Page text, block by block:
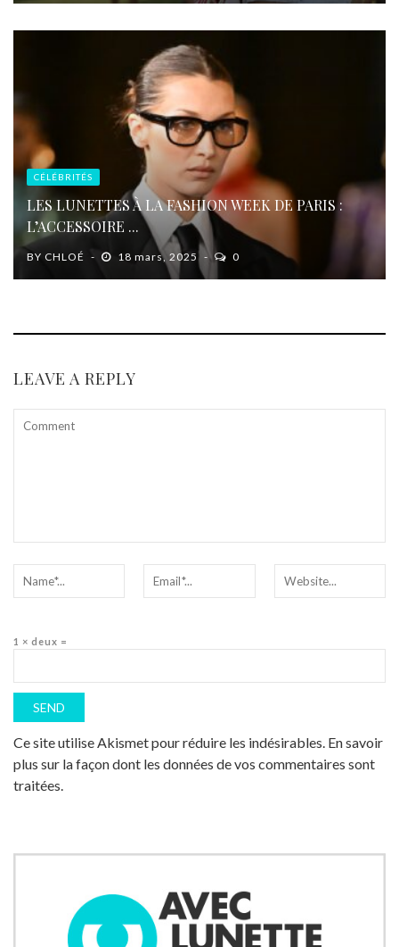
CÉLÉBRITÉS
LES LUNETTES À LA FASHION WEEK DE PARIS :
L’ACCESSOIRE ...
BY CHLOÉ 18 mars, 2025 0
LEAVE A REPLY
1 × deux =
Ce site utilise Akismet pour réduire les indésirables. En savoir
plus sur la façon dont les données de vos commentaires sont
traitées.